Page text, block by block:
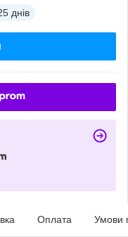
днів
Оплата Умови